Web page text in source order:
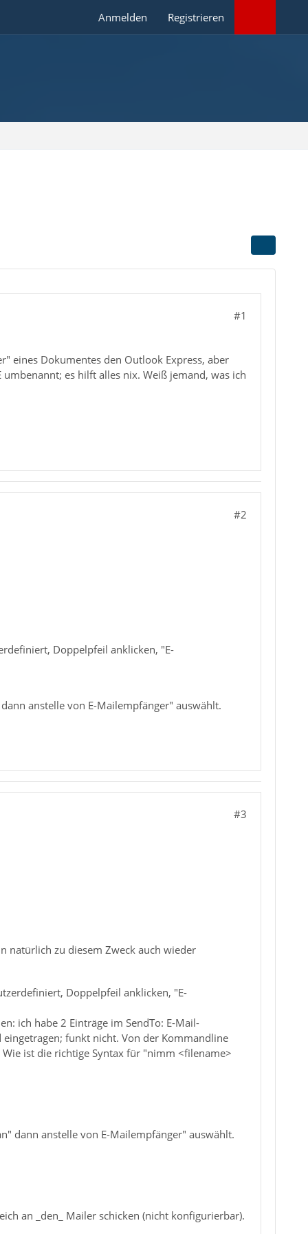
Anmelden Registrieren
#1
eines Dokumentes den Outlook Express, aber
umbenannt; es hilft alles nix. Weiß jemand, was ich
#2
Doppelpfeil anklicken, "E-
anstelle von E-Mailempfänger" auswählt.
#3
natürlich zu diesem Zweck auch wieder
Doppelpfeil anklicken, "E-
ich habe 2 Einträge im SendTo: E-Mail-
funkt nicht. Von der Kommandline
ist die richtige Syntax für "nimm <filename>
dann anstelle von E-Mailempfänger" auswählt.
an _den_ Mailer schicken (nicht konfigurierbar).